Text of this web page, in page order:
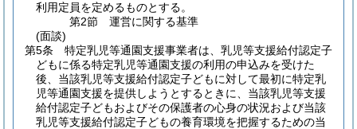
利用定員を定めるものとする。
第2節
運営に関する基準
(面談)
第5条
特定乳児等通園支援事業者は、乳児等支援給付認定子
どもに係る特定乳児等通園支援の利用の申込みを受けた
後、当該乳児等支援給付認定子どもに対して最初に特定乳
児等通園支援を提供しようとするときに、当該乳児等支援
給付認定子どもおよびその保護者の心身の状況および当該
乳児等支援給付認定子どもの養育環境を把握するための当